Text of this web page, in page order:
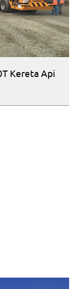
Kereta Api